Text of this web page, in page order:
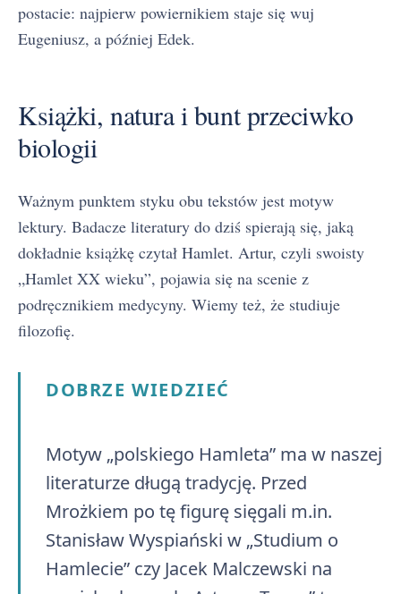
postacie: najpierw powiernikiem staje się wuj
Eugeniusz, a później Edek.
Książki, natura i bunt przeciwko
biologii
Ważnym punktem styku obu tekstów jest motyw
lektury. Badacze literatury do dziś spierają się, jaką
dokładnie książkę czytał Hamlet. Artur, czyli swoisty
„Hamlet XX wieku”, pojawia się na scenie z
podręcznikiem medycyny. Wiemy też, że studiuje
filozofię.
DOBRZE WIEDZIEĆ
Motyw „polskiego Hamleta” ma w naszej
literaturze długą tradycję. Przed
Mrożkiem po tę figurę sięgali m.in.
Stanisław Wyspiański w „Studium o
Hamlecie” czy Jacek Malczewski na